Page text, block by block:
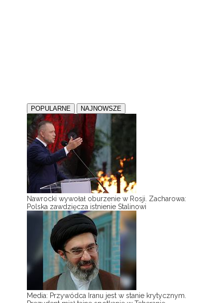
POPULARNE NAJNOWSZE
Nawrocki wywołał oburzenie w Rosji. Zacharowa:
Polska zawdzięcza istnienie Stalinowi
Media: Przywódca Iranu jest w stanie krytycznym.